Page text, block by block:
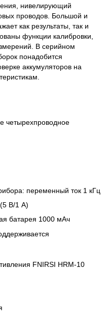
нивелирующий
проводов. Большой и
как результаты, так и
функции калибровки,
В серийном
понадобится
аккумуляторов на
четырехпроводное
переменный ток 1 кГц
В/1 А)
батарея 1000 мАч
FNIRSI HRM-10